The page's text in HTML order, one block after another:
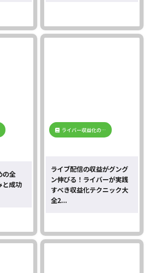
の全
と成功
ライバー収益化の…
ライブ配信の収益がグング
ン伸びる！ライバーが実践
すべき収益化テクニック大
全2...